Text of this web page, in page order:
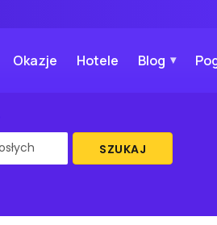
Okazje Hotele Blog
SZUKAJ